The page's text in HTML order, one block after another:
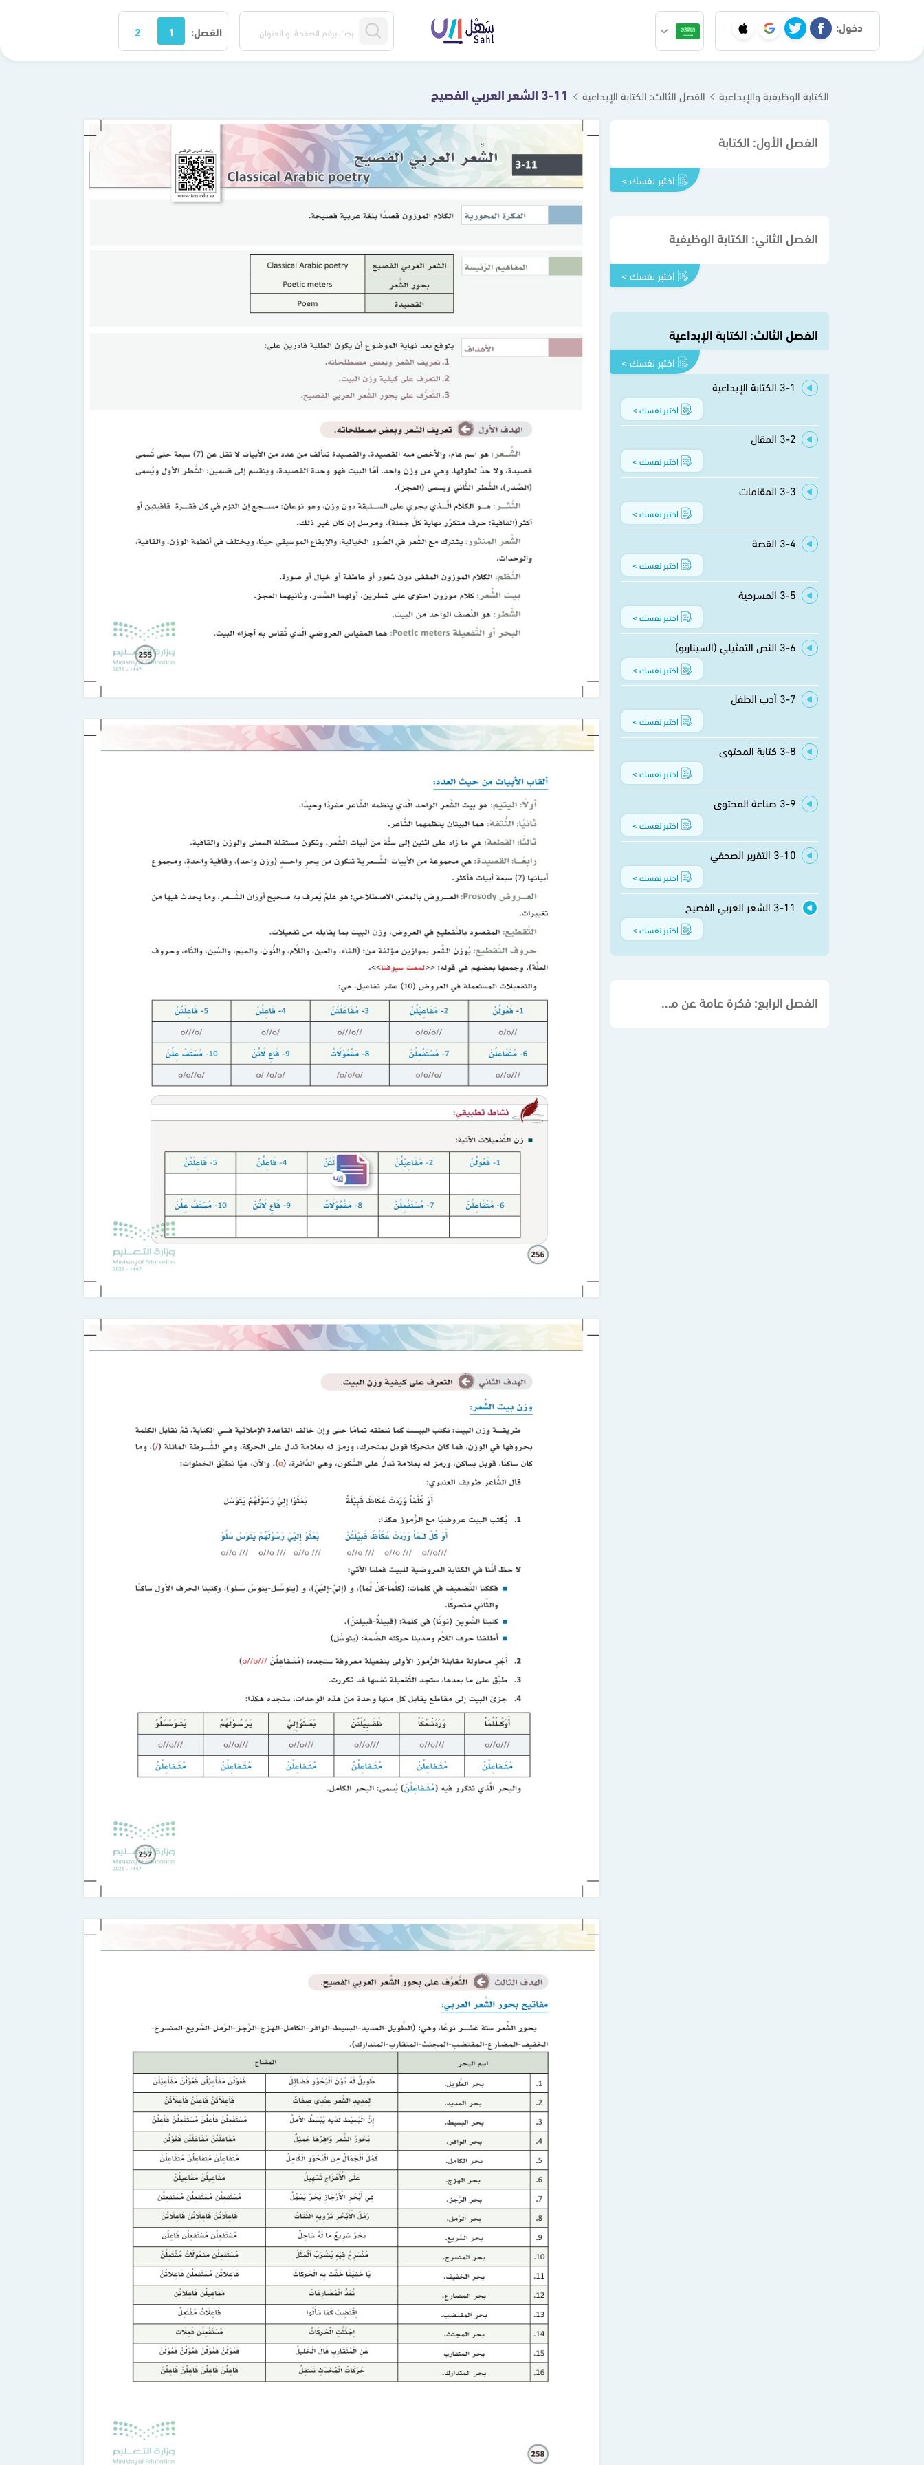
دخول: الفصل: 1
2
الكتابة الوظيفية والإبداعية الفصل الثالث: الكتابة الإبداعية 3-11 الشعر العربي الفصيح
الفصل الأول: الكتابة
اختبر نفسك >
الفصل الثاني: الكتابة الوظيفية
اختبر نفسك >
الفصل الثالث: الكتابة الإبداعية
اختبر نفسك >
3-1 الكتابة الإبداعية
اختبر نفسك >
3-2 المقال
اختبر نفسك >
3-3 المقامات
اختبر نفسك >
3-4 القصة
اختبر نفسك >
3-5 المسرحية
اختبر نفسك >
3-6 النص التمثيلي (السيناريو)
اختبر نفسك >
3-7 أدب الطفل
اختبر نفسك >
3-8 كتابة المحتوى
اختبر نفسك >
3-9 صناعة المحتوى
اختبر نفسك >
3-10 التقرير الصحفي
اختبر نفسك >
3-11 الشعر العربي الفصيح
اختبر نفسك >
الفصل الرابع: فكرة عامة عن مشروع التخرج